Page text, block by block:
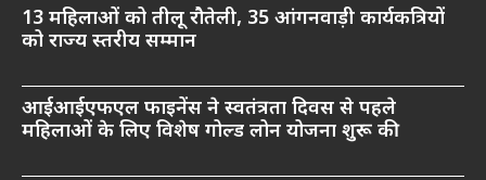
13 महिलाओं को तीलू रौतेली, 35 आंगनवाड़ी कार्यकत्रियों
को राज्य स्तरीय सम्मान
आईआईएफएल फाइनेंस ने स्वतंत्रता दिवस से पहले
महिलाओं के लिए विशेष गोल्ड लोन योजना शुरू की